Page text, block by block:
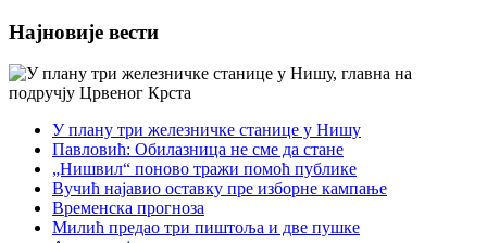
Најновије вести
У плану три железничке станице у Нишу
Павловић: Обилазница не сме да стане
„Нишвил“ поново тражи помоћ публике
Вучић најавио оставку пре изборне кампање
Временска прогноза
Милић предао три пиштоља и две пушке